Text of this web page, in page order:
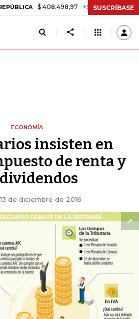
$ 408.498,97 +$ 8.753,81 +2,19%
SUSCRÍBASE
ECONOMÍA
insisten en
de renta y
de diciembre de 2016